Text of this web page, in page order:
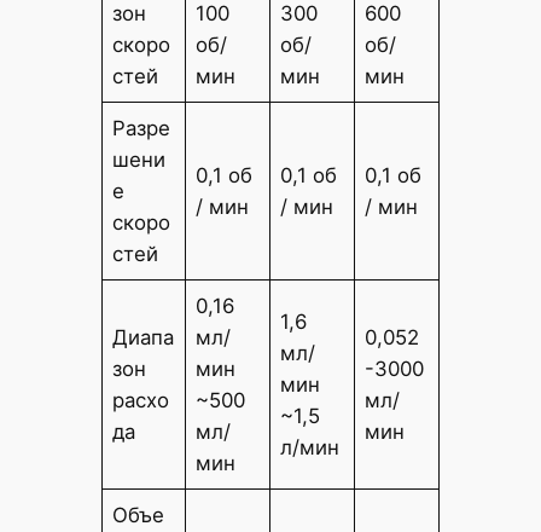
зон
скоро
стей
100
об/
мин
300
об/
мин
600
об/
мин
Разре
шени
е
скоро
стей
0,1 об
/ мин
0,1 об
/ мин
0,1 об
/ мин
Диапа
зон
расхо
да
0,16
мл/
мин
~500
мл/
мин
1,6
мл/
мин
~1,5
л/мин
0,052
-3000
мл/
мин
Объе